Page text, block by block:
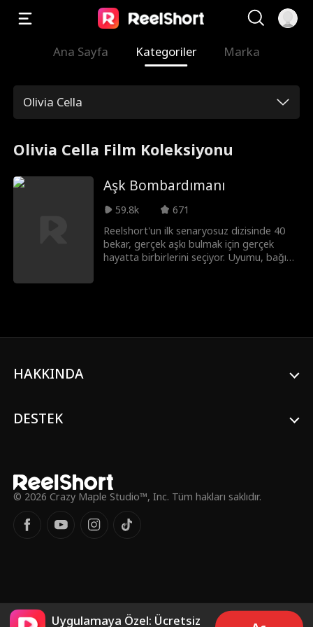
Ana Sayfa Kategoriler Marka
Olivia Cella
Olivia Cella Film Koleksiyonu
Aşk Bombardımanı
59.8k
671
Reelshort'un ilk senaryosuz dizisinde 40
bekar, gerçek aşkı bulmak için gerçek
hayatta birbirlerini seçiyor. Uyumu, bağı
başarırlarsa nakit para kazanıyorlar. Aşk,
HAKKINDA
DESTEK
© 2026 Crazy Maple Studio™, Inc. Tüm hakları saklıdır.
Uygulamaya Özel: Ücretsiz